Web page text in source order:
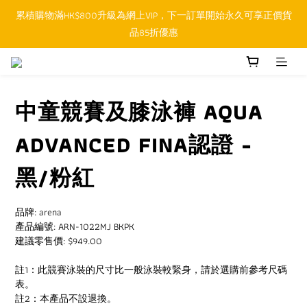
順豐香港SFHK APP取件通知功能將取代SMS短訊
累積購物滿HK$800升級為網上VIP，下一訂單開始永久可享正價貨
品85折優惠
順豐香港SFHK APP取件通知功能將取代SMS短訊
中童競賽及膝泳褲 AQUA
ADVANCED FINA認證 -
黑/粉紅
品牌: arena
產品編號: ARN-1022MJ BKPK
建議零售價: $949.00
註1：此競賽泳裝的尺寸比一般泳裝較緊身，請於選購前參考尺碼
表。
註2：本產品不設退換。